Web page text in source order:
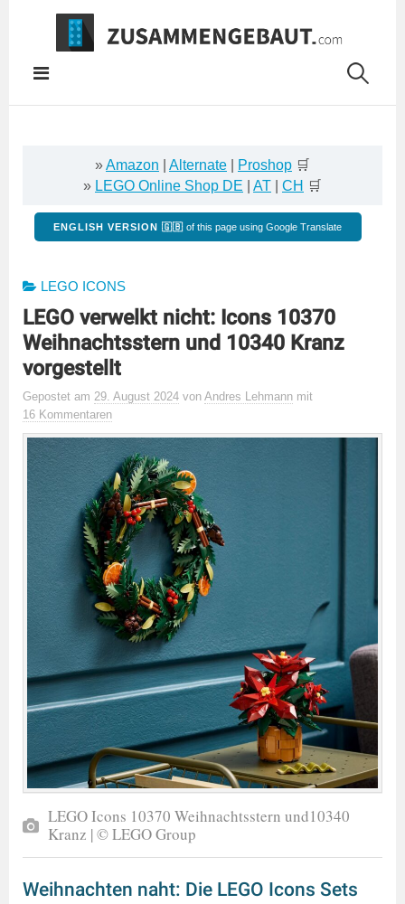
Springe
Inhalt
»Amazon Alternate Proshop 🛒
» LEGO Online Shop DE AT CH 🛒
ENGLISH VERSION 🇬🇧 of this page using Google Translate
LEGO ICONS
LEGO verwelkt nicht: Icons 10370
Weihnachtsstern und 10340 Kranz
vorgestellt
Gepostet am 29. August 2024 von Andres Lehmann mit
16 Kommentaren
LEGO Icons 10370 Weihnachtsstern und10340
Kranz | © LEGO Group
Weihnachten naht: Die LEGO Icons Sets